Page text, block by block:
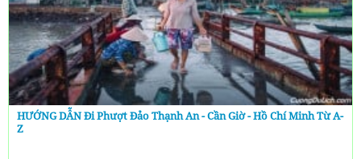
HƯỚNG DẪN Đi Phượt Đảo Thạnh An - Cần Giờ - Hồ Chí Minh Từ A-
Z